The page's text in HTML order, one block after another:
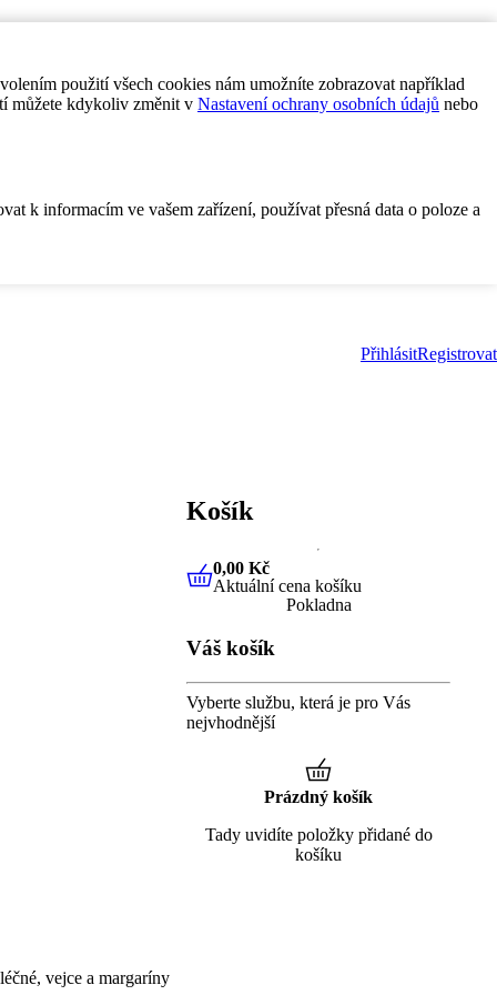
použití všech cookies nám umožníte zobrazovat například
můžete kdykoliv změnit v Nastavení ochrany osobních údajů nebo
k informacím ve vašem zařízení, používat přesná data o poloze a
PřihlásitRegistrovat
vejce a margaríny
Košík
0,00 KčAktuální cena košíku
0,00 Kč
Aktuální cena košíku
Pokladna
Váš košík
Vyberte službu, která je pro Vás
nejvhodnější
Prázdný košík
Tady uvidíte položky přidané do
košíku